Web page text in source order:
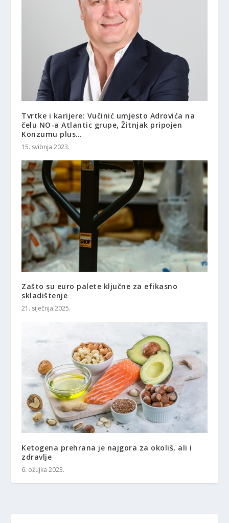
Tvrtke i karijere: Vučinić umjesto Adrovića na
čelu NO-a Atlantic grupe, Žitnjak pripojen
Konzumu plus…
15. svibnja 2023.
Zašto su euro palete ključne za efikasno
skladištenje
21. siječnja 2025.
Ketogena prehrana je najgora za okoliš, ali i
zdravlje
6. ožujka 2023.